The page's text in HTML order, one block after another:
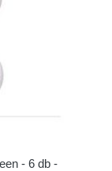
- 6 db -